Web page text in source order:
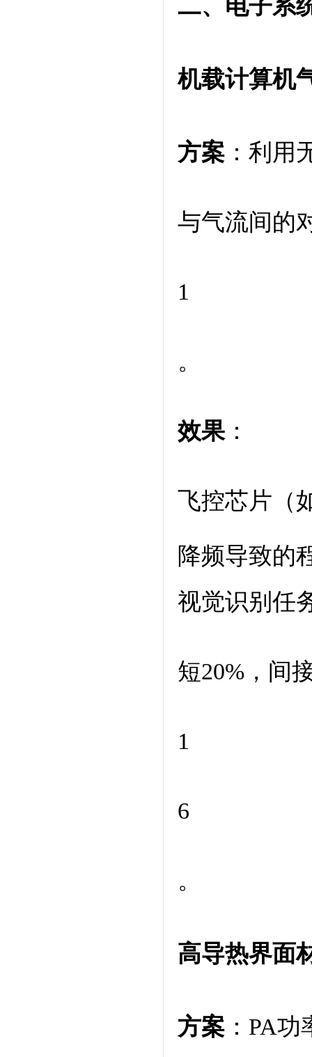
二、电子系
机载计算机
方案 ：利用
与气流间的
1
。
效果 ：
飞控芯片（
降频导致的
视觉识别任
短20%，间
1
6
。
高导热界面
方案 ：PA